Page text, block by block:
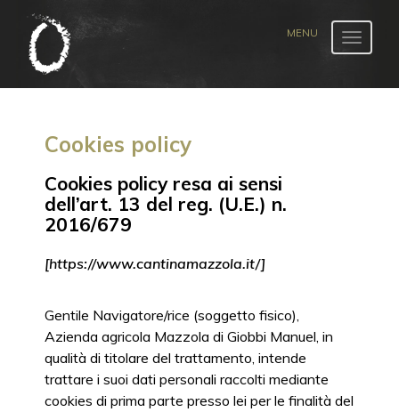
Toggle
Cookies policy
Cookies policy resa ai sensi
dell’art. 13 del reg. (U.E.) n.
2016/679
[https://www.cantinamazzola.it/]
Gentile Navigatore/rice (soggetto fisico),
Azienda agricola Mazzola di Giobbi Manuel, in
qualità di titolare del trattamento, intende
trattare i suoi dati personali raccolti mediante
cookies di prima parte presso lei per le finalità del